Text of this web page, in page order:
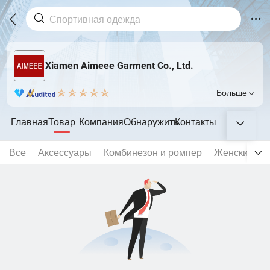
Xiamen Aimeee Garment Co., Ltd.
Больше
ГлавнаяТовар КомпанияОбнаружитьКонтакты
Все Аксессуары Комбинезон и ромпер Женский